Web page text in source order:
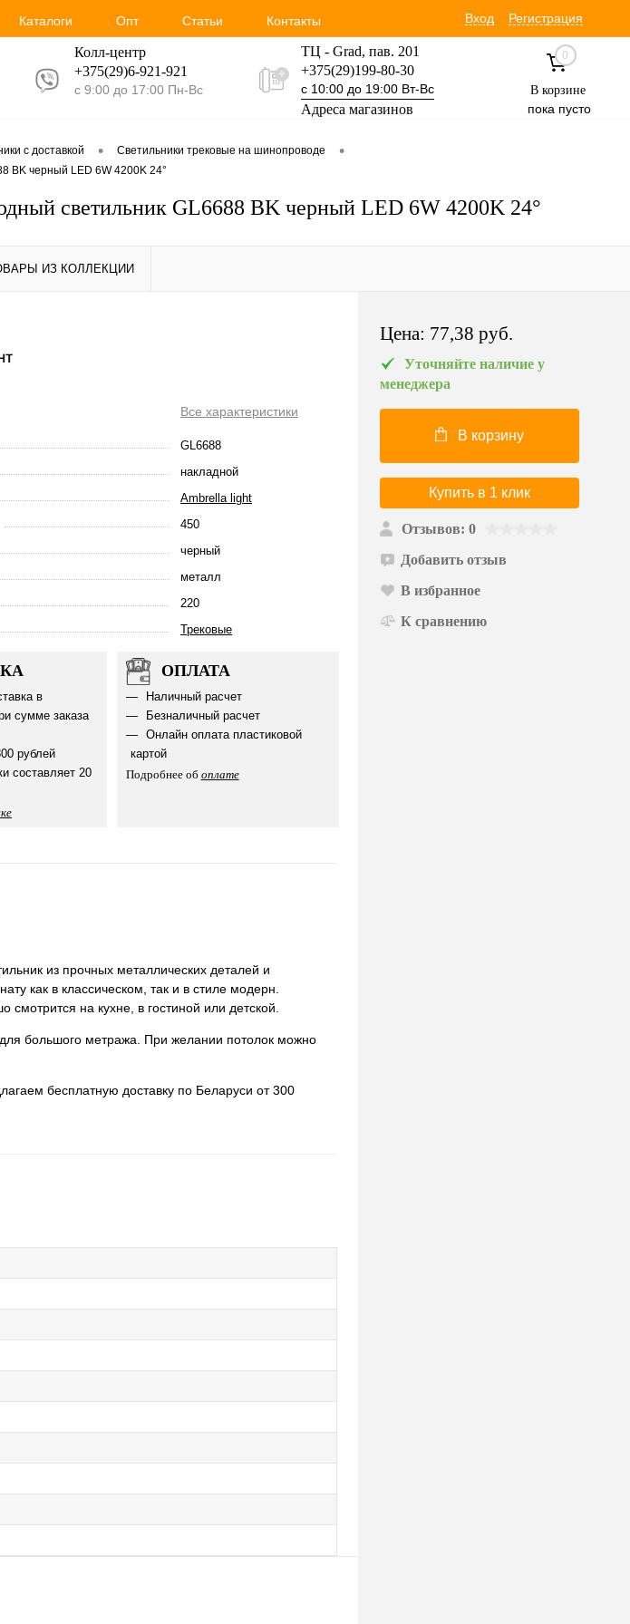
Каталоги Опт Статьи Контакты Вход Регистрация
Колл-центр
+375(29)6-921-921
с 9:00 до 17:00 Пн-Вс
ТЦ - Grad, пав. 201
+375(29)199-80-30
с 10:00 до 19:00 Вт-Вс
Адреса магазинов
+375(29)354-30-60
0
В корзине
пока пусто
с доставкой • Светильники трековые на шинопроводе •
BK черный LED 6W 4200K 24°
светильник GL6688 BK черный LED 6W 4200K 24°
ИЗ КОЛЛЕКЦИИ
Все характеристики
GL6688
накладной
Ambrella light
450
черный
металл
220
Трековые
в
сумме заказа
рублей
составляет 20
ОПЛАТА
Наличный расчет
Безналичный расчет
Онлайн оплата пластиковой
картой
Подробнее об оплате
из прочных металлических деталей и
как в классическом, так и в стиле модерн.
на кухне, в гостиной или детской.
большого метража. При желании потолок можно
бесплатную доставку по Беларуси от 300
Цена: 77,38 pуб.
Уточняйте наличие у
менеджера
В корзину
Купить в 1 клик
Отзывов: 0
Добавить отзыв
В избранное
К сравнению